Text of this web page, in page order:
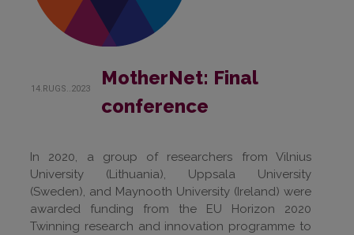
14.RUGS..2023
MotherNet: Final
conference
In 2020, a group of researchers from Vilnius
University (Lithuania), Uppsala University
(Sweden), and Maynooth University (Ireland) were
awarded funding from the EU Horizon 2020
Twinning research and innovation programme to